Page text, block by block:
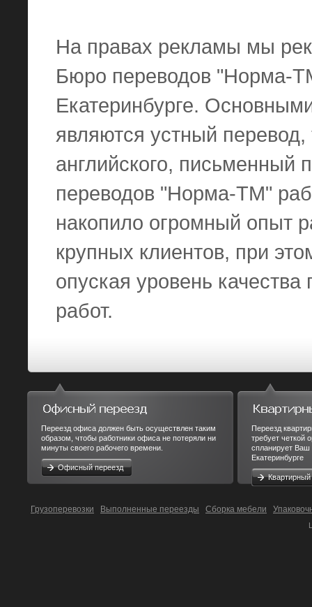
На правах рекламы мы
Бюро переводов "Норма-
Екатеринбурге.
являются устный перевод,
английского, письменный
переводов "Норма-ТМ"
накопило огромный опыт
крупных клиентов, при
опуская уровень
работ.
Переезд офиса должен быть осуществлен таким
образом, чтобы работники офиса не потеряли ни
минуты своего рабочего времени.
Офисный переезд
Переезд
требует четкой
спланирует Ваш
Екатеринбурге
Квартирный
Грузоперевозки Выполненные переезды Сборка мебели